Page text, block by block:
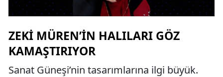
ZEKI MÜREN’IN HALILARI GÖZ
KAMAŞTIRIYOR
Sanat Güneşi’nin tasarımlarına ilgi büyük.